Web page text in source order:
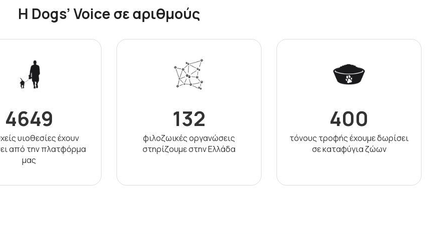
Η Dogs’ Voice σε αριθμούς
4649
υιοθεσίες έχουν
από την πλατφόρμα
μας
132
φιλοζωικές οργανώσεις
στηρίζουμε στην Ελλάδα
400
τόνους τροφής έχουμε δωρίσει
σε καταφύγια ζώων